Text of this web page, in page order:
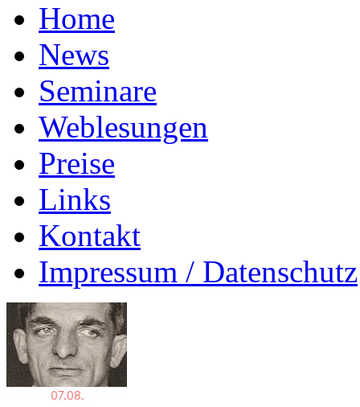
Home
News
Seminare
Weblesungen
Preise
Links
Kontakt
Impressum / Datenschutz